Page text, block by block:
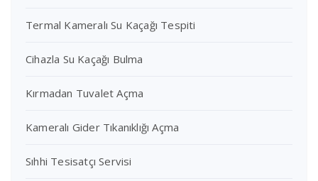
Termal Kameralı Su Kaçağı Tespiti
Cihazla Su Kaçağı Bulma
Kırmadan Tuvalet Açma
Kameralı Gider Tıkanıklığı Açma
Sıhhi Tesisatçı Servisi